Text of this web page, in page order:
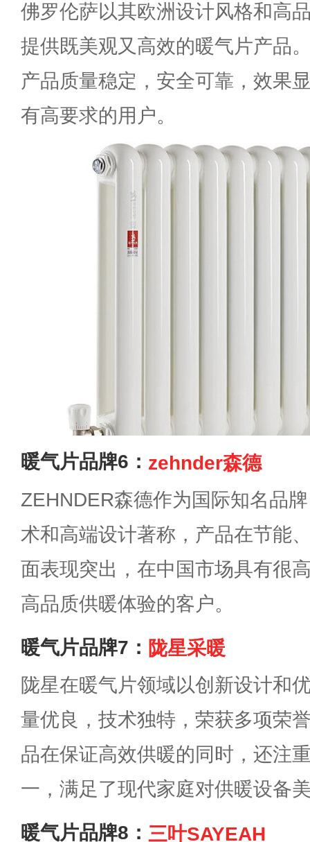
佛罗伦萨以其欧洲设计风格和高
提供既美观又高效的暖气片产品
产品质量稳定，安全可靠，效果
有高要求的用户。
暖气片品牌6： zehnder森德
ZEHNDER森德作为国际知名品
术和高端设计著称，产品在节能
面表现突出，在中国市场具有很
高品质供暖体验的客户。
暖气片品牌7： 陇星采暖
陇星在暖气片领域以创新设计和
量优良，技术独特，荣获多项荣
品在保证高效供暖的同时，还注
一，满足了现代家庭对供暖设备
暖气片品牌8： 三叶SAYEAH